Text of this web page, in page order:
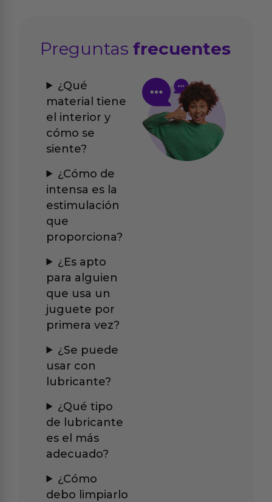
Preguntasfrecuentes
¿Qué
material tiene
el interior y
cómo se
siente?
¿Cómo de
intensa es la
estimulación
que
proporciona?
¿Es apto
para alguien
que usa un
juguete por
primera vez?
¿Se puede
usar con
lubricante?
¿Qué tipo
de lubricante
es el más
adecuado?
¿Cómo
debo limpiarlo